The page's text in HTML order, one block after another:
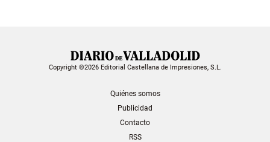
Copyright ©2026 Editorial Castellana de Impresiones, S.L.
Quiénes somos
Publicidad
Contacto
RSS